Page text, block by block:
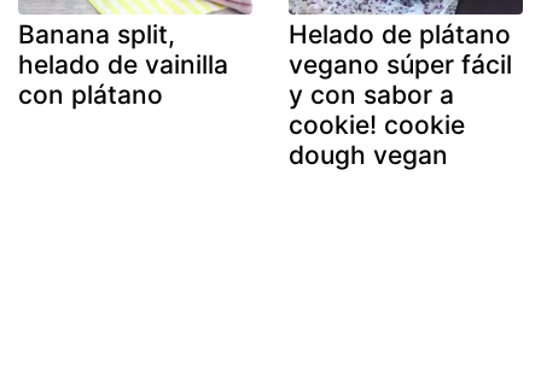
Banana split,
helado de vainilla
con plátano
Helado de plátano
vegano súper fácil
y con sabor a
cookie! cookie
dough vegan